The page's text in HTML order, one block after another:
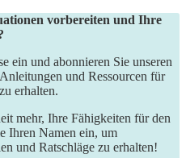
vorbereiten und Ihre
ein und abonnieren Sie unseren
und Ressourcen für
erhalten.
mehr, Ihre Fähigkeiten für den
Ihren Namen ein, um
und Ratschläge zu erhalten!